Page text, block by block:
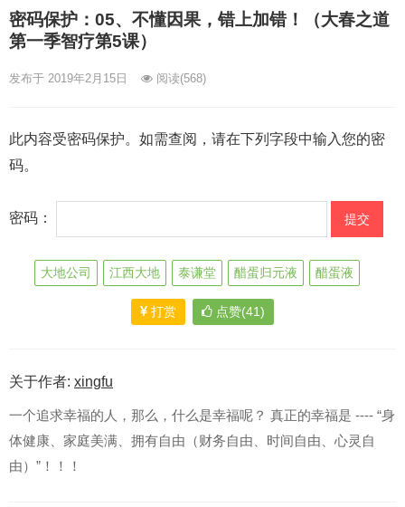
密码保护：05、不懂因果，错上加错！（大春之道
第一季智疗第5课）
发布于 2019年2月15日 阅读(568)
此内容受密码保护。如需查阅，请在下列字段中输入您的密
码。
密码：
大地公司 江西大地 泰谦堂 醋蛋归元液 醋蛋液
打赏 点赞(41)
关于作者: xingfu
一个追求幸福的人，那么，什么是幸福呢？ 真正的幸福是 ---- “身
体健康、家庭美满、拥有自由（财务自由、时间自由、心灵自
由）”！！！